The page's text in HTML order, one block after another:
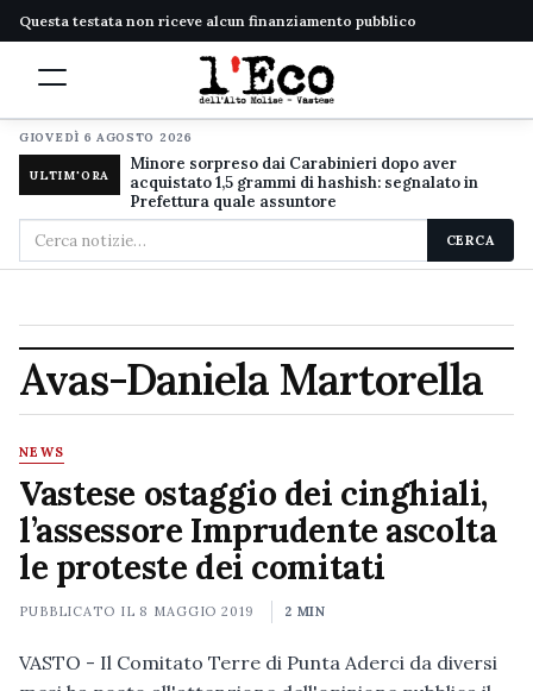
Questa testata non riceve alcun finanziamento pubblico
GIOVEDÌ 6 AGOSTO 2026
ULTIM'ORA
Minore sorpreso dai Carabinieri dopo aver
acquistato 1,5 grammi di hashish: segnalato in
Prefettura quale assuntore
Cerca
nel
CERCA
Avas-Daniela Martorella
NEWS
Vastese ostaggio dei cinghiali,
l’assessore Imprudente ascolta
le proteste dei comitati
PUBBLICATO IL 8 MAGGIO 2019 2 MIN
VASTO - Il Comitato Terre di Punta Aderci da diversi